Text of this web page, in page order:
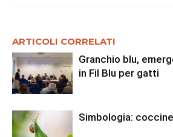
ARTICOLI CORRELATI
Granchio blu,
in Fil Blu per gatti
Simbologia: